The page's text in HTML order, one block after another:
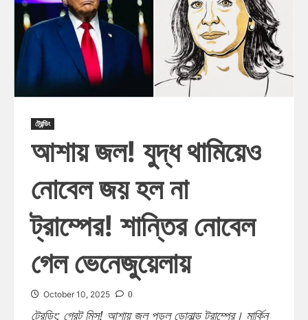
ট্রেন্ডিং
আশায় জল! যুদ্ধ থামিয়েও
নোবেল জয় হল না
ট্রাম্পের! শান্তির নোবেল
গেল ভেনেজুয়েলায়
October 10, 2025 0
ট্রেডিং: গ্রেট মিস! আশায় জল পড়ল ডোনাল্ড ট্রাম্পের। মার্কিন